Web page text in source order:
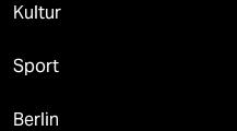
Kultur
Sport
Berlin